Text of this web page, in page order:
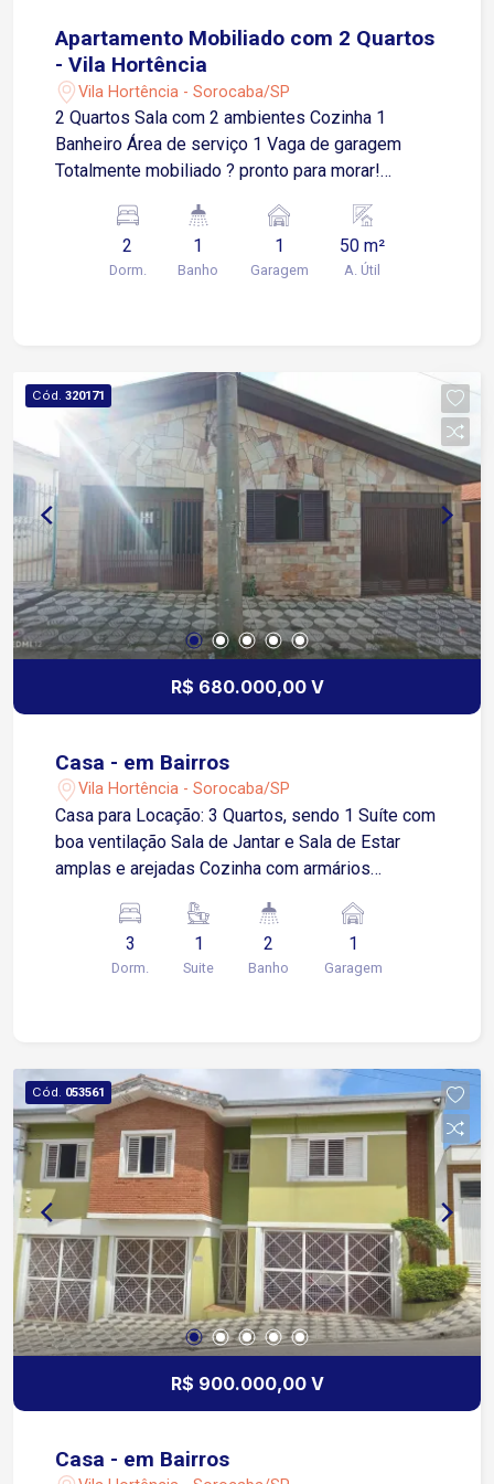
Apartamento Mobiliado com 2 Quartos
- Vila Hortência
Vila Hortência - Sorocaba/SP
2 Quartos Sala com 2 ambientes Cozinha 1
Banheiro Área de serviço 1 Vaga de garagem
Totalmente mobiliado ? pronto para morar!
Salão de festas Academia Salão de jogos
Espaço gourmet com churrasqueira e forno de
pizza Piscina adulto e infantil Playground
Próximo à Casa do Cidadão, feira livre,
supermercados, escolas e igrejas Entre em
contato e agende sua visita!
2
Dorm.
1
Banho
1
Garagem
50 m²
A. Útil
Cód. 320171
R$ 680.000,00 V
Casa - em Bairros
Vila Hortência - Sorocaba/SP
Casa para Locação: 3 Quartos, sendo 1 Suíte com
boa ventilação Sala de Jantar e Sala de Estar
amplas e arejadas Cozinha com armários
momentos de descanso Quintal nos fundos Área
Gourmet Lavanderia separada Lavabo para maior
comodidade Garagem coberta para 1 carro
3
Dorm.
1
Suite
2
Banho
1
Garagem
Cód. 053561
R$ 900.000,00 V
Casa - em Bairros